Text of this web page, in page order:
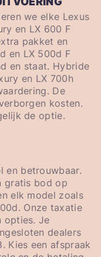
we elke Lexus
en LX 600 F
pakket en
en LX 500d F
en staat. Hybride
en LX 700h
De
kosten.
de optie.
en betrouwbaar.
gratis bod op
elk model zoals
Onze taxatie
opties. Je
dealers
Kies een afspraak